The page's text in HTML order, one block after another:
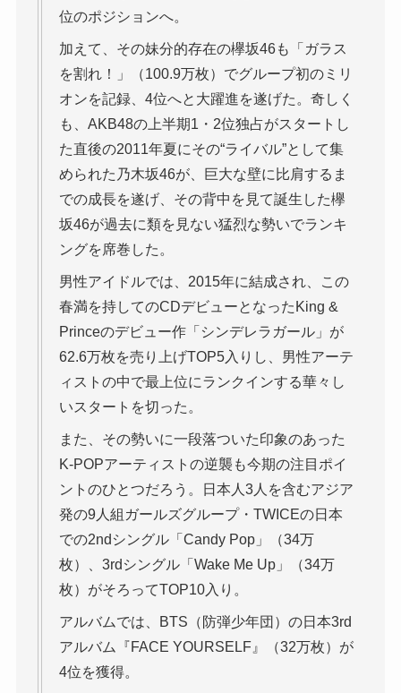
位のポジションへ。
加えて、その妹分的存在の欅坂46も「ガラス
を割れ！」（100.9万枚）でグループ初のミリ
オンを記録、4位へと大躍進を遂げた。奇しく
も、AKB48の上半期1・2位独占がスタートし
た直後の2011年夏にその“ライバル”として集
められた乃木坂46が、巨大な壁に比肩するま
での成長を遂げ、その背中を見て誕生した欅
坂46が過去に類を見ない猛烈な勢いでランキ
ングを席巻した。
男性アイドルでは、2015年に結成され、この
春満を持してのCDデビューとなったKing &
Princeのデビュー作「シンデレラガール」が
62.6万枚を売り上げTOP5入りし、男性アーテ
ィストの中で最上位にランクインする華々し
いスタートを切った。
また、その勢いに一段落ついた印象のあった
K-POPアーティストの逆襲も今期の注目ポイ
ントのひとつだろう。日本人3人を含むアジア
発の9人組ガールズグループ・TWICEの日本
での2ndシングル「Candy Pop」（34万
枚）、3rdシングル「Wake Me Up」（34万
枚）がそろってTOP10入り。
アルバムでは、BTS（防弾少年団）の日本3rd
アルバム『FACE YOURSELF』（32万枚）が
4位を獲得。